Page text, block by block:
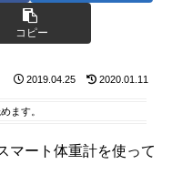
コピー
2019.04.25 2020.01.11
ます。
マート体重計を使って